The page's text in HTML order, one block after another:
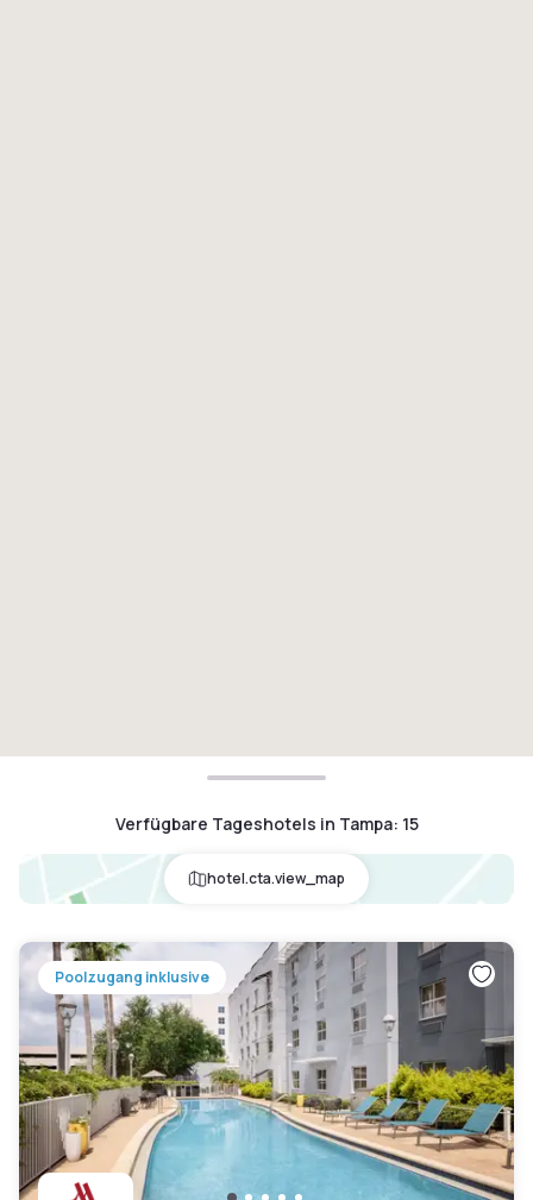
Verfügbare Tageshotels in Tampa: 15
hotel.cta.view_map
Poolzugang inklusive